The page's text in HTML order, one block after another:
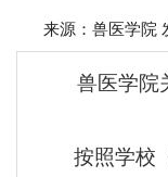
来源：兽医学院
兽医学院
按照学校